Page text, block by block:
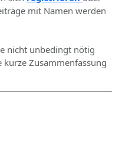
mit Namen werden
nicht unbedingt nötig
kurze Zusammenfassung